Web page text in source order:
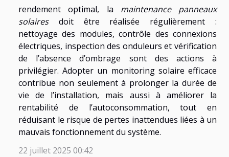
rendement optimal, la maintenance panneaux
solairesdoit être réalisée régulièrement :
nettoyage des modules, contrôle des connexions
électriques, inspection des onduleurs et vérification
de l’absence d’ombrage sont des actions à
privilégier. Adopter un monitoring solaire efficace
contribue non seulement à prolonger la durée de
vie de l’installation, mais aussi à améliorer la
rentabilité de l’autoconsommation, tout en
réduisant le risque de pertes inattendues liées à un
mauvais fonctionnement du système.
22 juillet 2025 00:42